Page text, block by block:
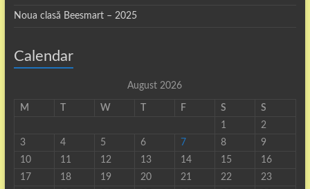
Noua clasă Beesmart – 2025
Calendar
August 2026
M W F S
S
1
2
3
4 5 6 7 8
9
10
11 12 13 14 15
16
17
18 19 20 21 22
23